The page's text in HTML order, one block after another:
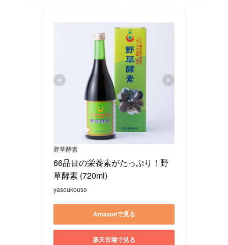
野草酵素
66品目の栄養素がたっぷり！野
草酵素 (720ml)
yasoukouso
Amazonで見る
楽天市場で見る